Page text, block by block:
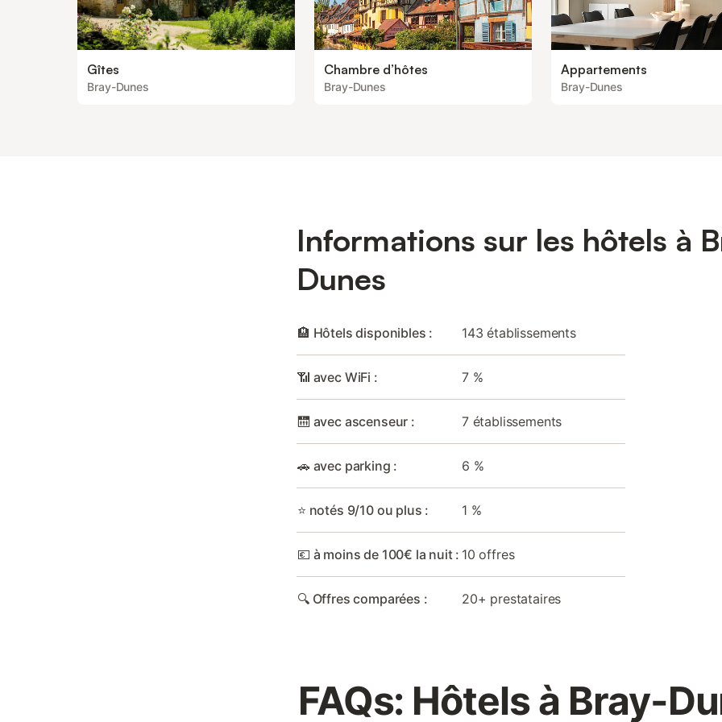
Gîtes
Bray-Dunes
Chambre d’hôtes
Bray-Dunes
Appartements
Bray-Dunes
Informations sur les hôtels à
Dunes
🏨 Hôtels disponibles : 143 établissements
📶 avec WiFi : 7 %
🛗 avec ascenseur : 7 établissements
🚗 avec parking : 6 %
⭐ notés 9/10 ou plus : 1 %
💶 à moins de 100€ la nuit : 10 offres
🔍 Offres comparées : 20+ prestataires
FAQs: Hôtels à Bray-